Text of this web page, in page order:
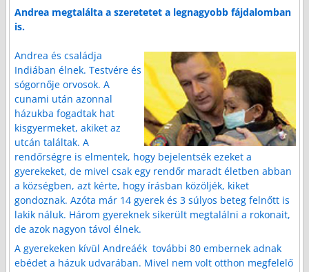
Andrea megtalálta a szeretetet a legnagyobb fájdalomban
is.
Andrea és családja
Indiában élnek. Testvére és
sógornője orvosok. A
cunami után azonnal
házukba fogadtak hat
kisgyermeket, akiket az
utcán találtak. A
rendőrségre is elmentek, hogy bejelentsék ezeket a
gyerekeket, de mivel csak egy rendőr maradt életben abban
a községben, azt kérte, hogy írásban közöljék, kiket
gondoznak. Azóta már 14 gyerek és 3 súlyos beteg felnőtt is
lakik náluk. Három gyereknek sikerült megtalálni a rokonait,
de azok nagyon távol élnek.
A gyerekeken kívül Andreáék további 80 embernek adnak
ebédet a házuk udvarában. Mivel nem volt otthon megfelelő